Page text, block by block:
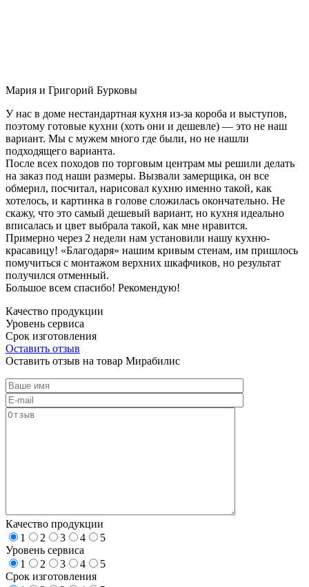
Мария и Григорий Бурковы
У нас в доме нестандартная кухня из-за короба и выступов,
поэтому готовые кухни (хоть они и дешевле) — это не наш
вариант. Мы с мужем много где были, но не нашли
подходящего варианта.
После всех походов по торговым центрам мы решили делать
на заказ под наши размеры. Вызвали замерщика, он все
обмерил, посчитал, нарисовал кухню именно такой, как
хотелось, и картинка в голове сложилась окончательно. Не
скажу, что это самый дешевый вариант, но кухня идеально
вписалась и цвет выбрала такой, как мне нравится.
Примерно через 2 недели нам установили нашу кухню-
красавицу! «Благодаря» нашим кривым стенам, им пришлось
помучиться с монтажом верхних шкафчиков, но результат
получился отменный.
Большое всем спасибо! Рекомендую!
Качество продукции
Уровень сервиса
Срок изготовления
Оставить отзыв
Оставить отзыв на товар Мирабилис
Качество продукции
1
2 3 4
5
Уровень сервиса
1
2 3 4
5
Срок изготовления